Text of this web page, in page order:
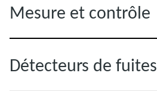
Mesure et contrôle
Détecteurs de fuites